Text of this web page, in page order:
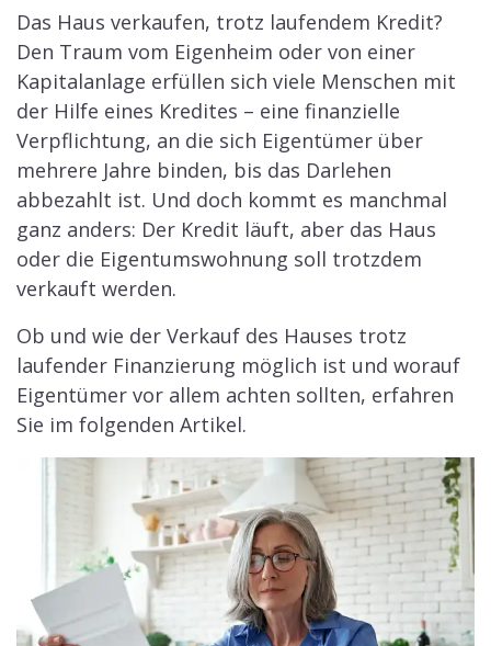
Das Haus verkaufen, trotz laufendem Kredit?
Den Traum vom Eigenheim oder von einer
Kapitalanlage erfüllen sich viele Menschen mit
der Hilfe eines Kredites – eine finanzielle
Verpflichtung, an die sich Eigentümer über
mehrere Jahre binden, bis das Darlehen
abbezahlt ist. Und doch kommt es manchmal
ganz anders: Der Kredit läuft, aber das Haus
oder die Eigentumswohnung soll trotzdem
verkauft werden.
Ob und wie der Verkauf des Hauses trotz
laufender Finanzierung möglich ist und worauf
Eigentümer vor allem achten sollten, erfahren
Sie im folgenden Artikel.